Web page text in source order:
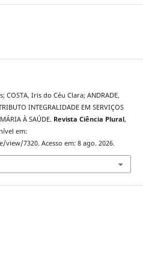
COSTA, Iris do Céu Clara; ANDRADE,
INTEGRALIDADE EM SERVIÇOS
À SAÚDE. Revista Ciência Plural,
em:
7320. Acesso em: 8 ago. 2026.